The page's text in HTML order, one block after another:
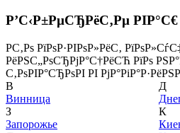
Р’С‹Р±РµСЂРёС‚Рµ РІР°С€
Р­С‚Рѕ РїРѕР·РІРѕР»РёС‚
РёРЅС„РѕСЂРјР°С†РёСЋ РїРѕ
С‚РѕРІР°СЂРѕРІ РІ
В
Винница
З
Запорожье
Д
К